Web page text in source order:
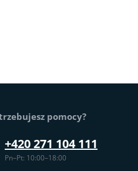
pomocy?
+420 271 104 111
Pn–Pt: 10:00–18:00